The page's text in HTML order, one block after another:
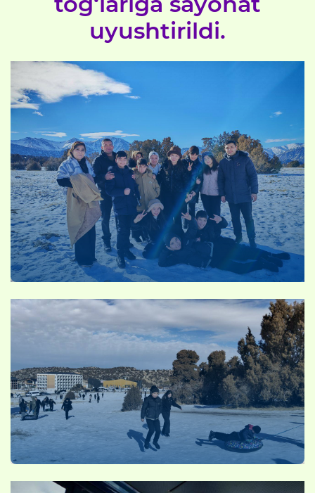
uyushtirildi.